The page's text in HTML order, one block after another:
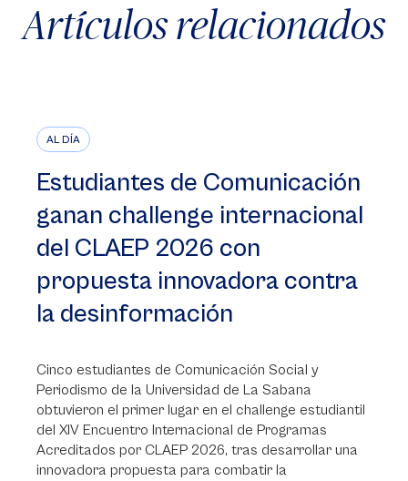
Artículos relacionados
AL DÍA
Estudiantes de Comunicación
ganan challenge internacional
del CLAEP 2026 con
propuesta innovadora contra
la desinformación
Cinco estudiantes de Comunicación Social y
Periodismo de la Universidad de La Sabana
obtuvieron el primer lugar en el challenge estudiantil
del XIV Encuentro Internacional de Programas
Acreditados por CLAEP 2026, tras desarrollar una
innovadora propuesta para combatir la